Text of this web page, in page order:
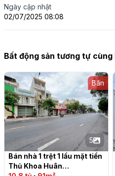
Ngày cập nhật
02/07/2025 08:08
Bất động sản tương tự cùng
Bán
5
Bán nhà 1 trệt 1 lầu mặt tiền
Thủ Khoa Huân